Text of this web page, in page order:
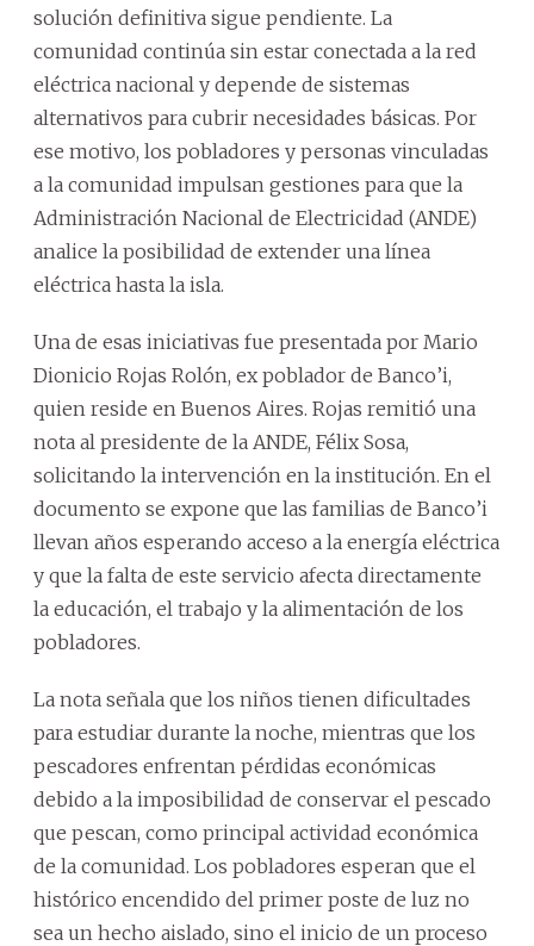
solución definitiva sigue pendiente. La
comunidad continúa sin estar conectada a la red
eléctrica nacional y depende de sistemas
alternativos para cubrir necesidades básicas. Por
ese motivo, los pobladores y personas vinculadas
a la comunidad impulsan gestiones para que la
Administración Nacional de Electricidad (ANDE)
analice la posibilidad de extender una línea
eléctrica hasta la isla.
Una de esas iniciativas fue presentada por Mario
Dionicio Rojas Rolón, ex poblador de Banco’i,
quien reside en Buenos Aires. Rojas remitió una
nota al presidente de la ANDE, Félix Sosa,
solicitando la intervención en la institución. En el
documento se expone que las familias de Banco’i
llevan años esperando acceso a la energía eléctrica
y que la falta de este servicio afecta directamente
la educación, el trabajo y la alimentación de los
pobladores.
La nota señala que los niños tienen dificultades
para estudiar durante la noche, mientras que los
pescadores enfrentan pérdidas económicas
debido a la imposibilidad de conservar el pescado
que pescan, como principal actividad económica
de la comunidad. Los pobladores esperan que el
histórico encendido del primer poste de luz no
sea un hecho aislado, sino el inicio de un proceso